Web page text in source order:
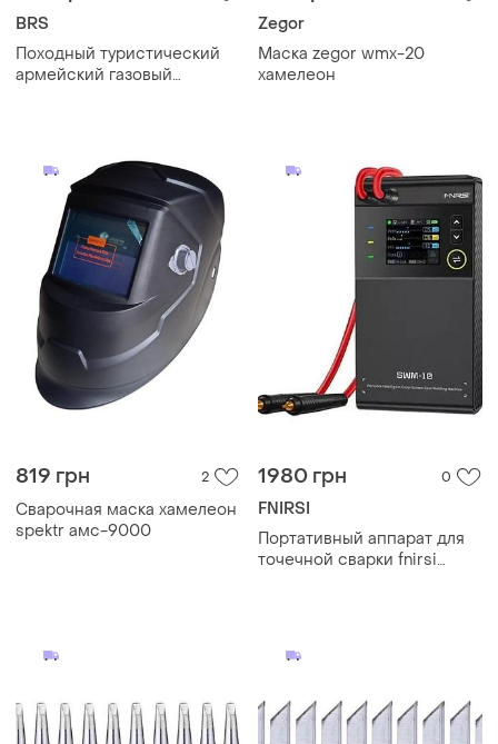
BRS
Походный туристический
армейский газовый
Zegor
Маска zegor wmx-20
хамелеон
819 грн 2
Сварочная маска хамелеон
spektr амс-9000
1980 грн 0
FNIRSI
Портативный аппарат для
точечной сварки fnirsi